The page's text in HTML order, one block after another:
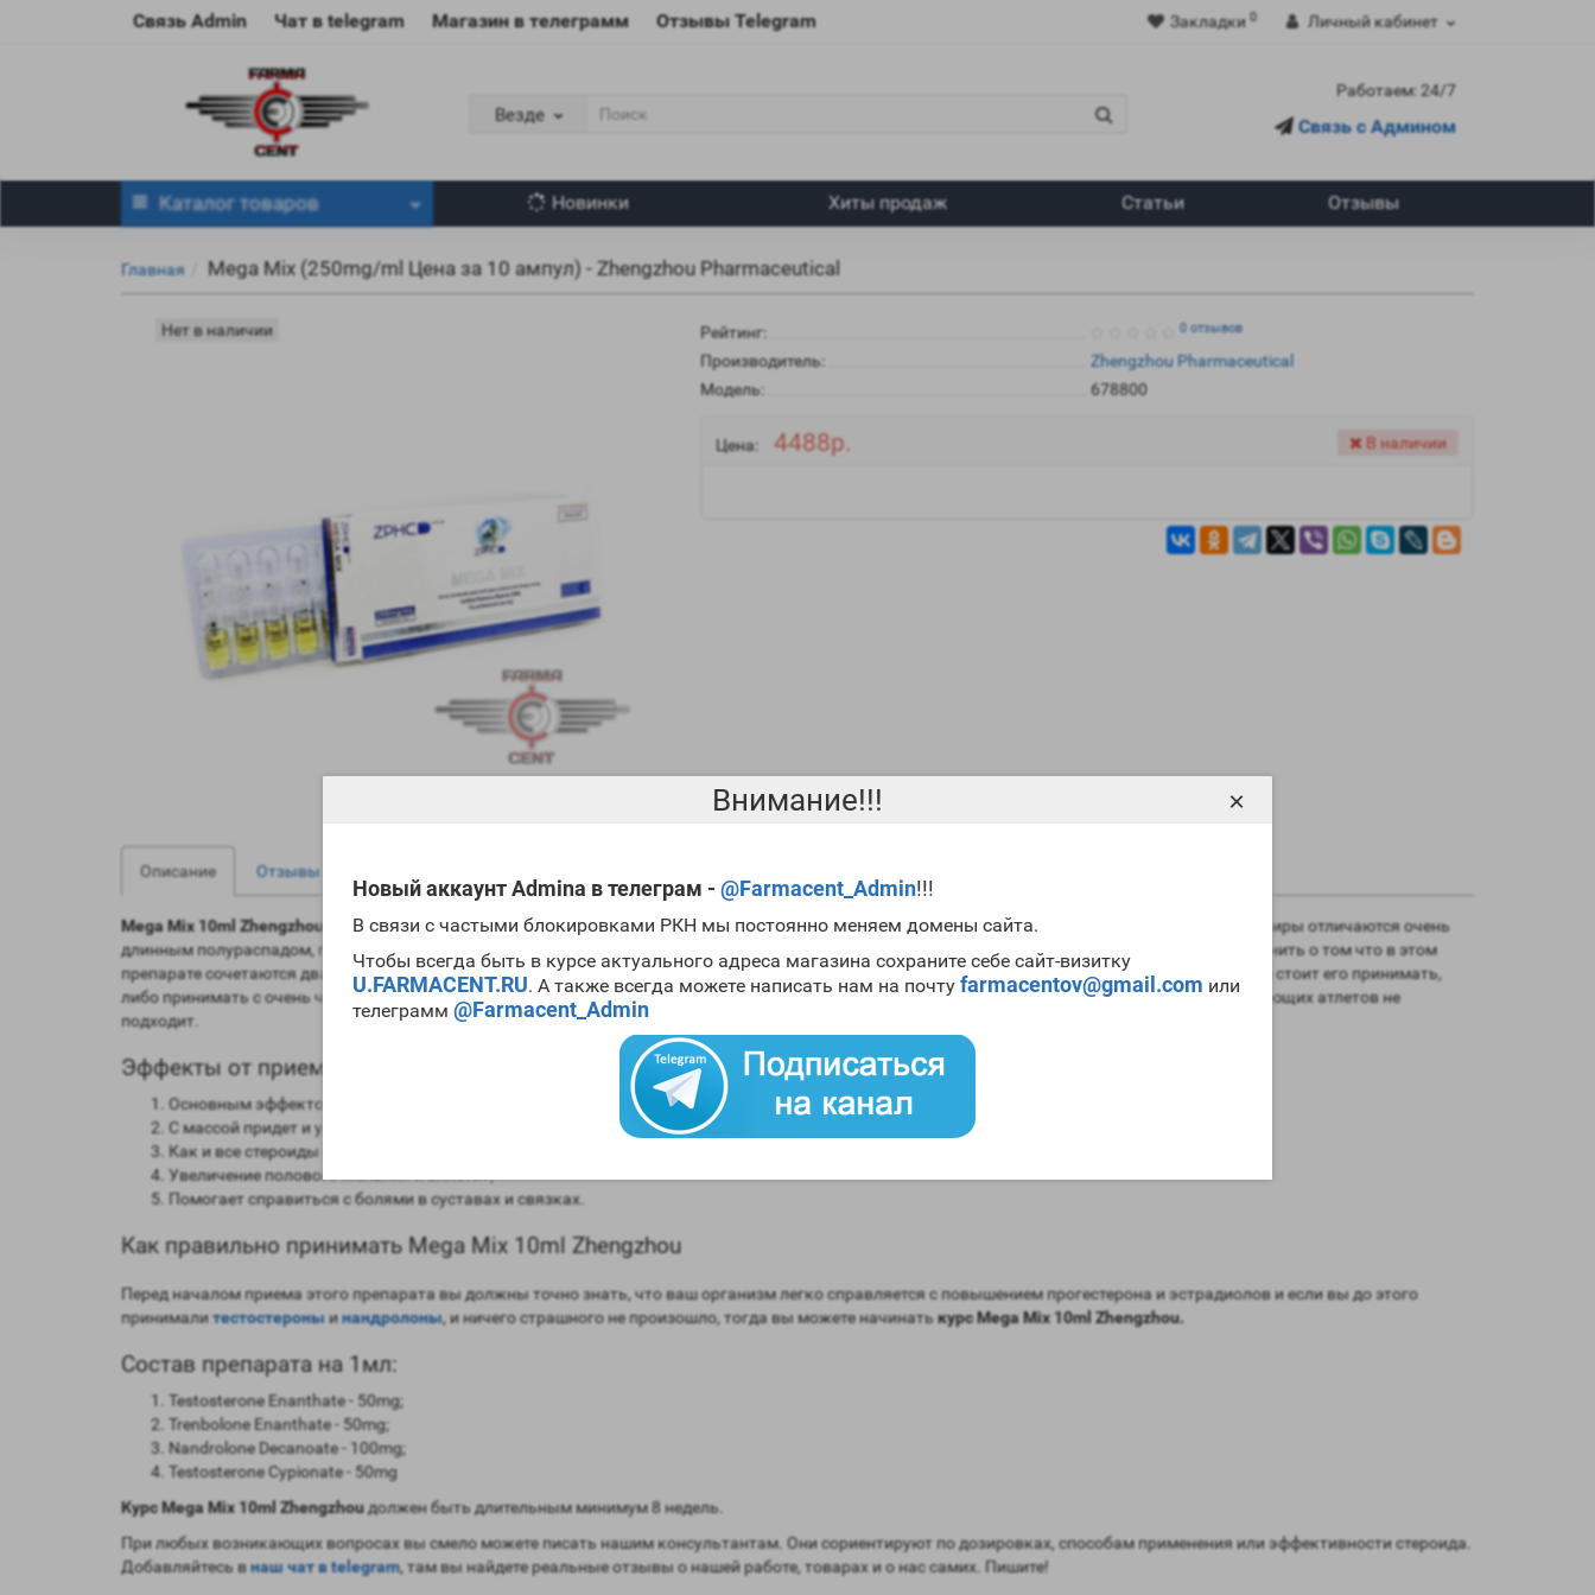
Внимание!!!
Новый аккаунт Admina в телеграм - @Farmacent_Admin!!!
В связи с частыми блокировками РКН мы постоянно меняем домены сайта.
Чтобы всегда быть в курсе актуального адреса магазина сохраните себе сайт-визитку
U.FARMACENT.RU. А также всегда можете написать нам на почту farmacentov@gmail.com или
телеграмм @Farmacent_Admin
×
Связь Admin Чат в telegram Магазин в телеграмм Отзывы Telegram Закладки 0 Личный кабинет
Везде
Работаем: 24/7
Связь с Админом
Каталог товаров Новинки Хиты продаж Статьи Отзывы
Главная Mega Mix (250mg/ml Цена за 10 ампул) - Zhengzhou Pharmaceutical
Нет в наличии Рейтинг: 0 отзывов
Производитель:
Zhengzhou Pharmaceutical
Модель:
678800
Цена: 4488р. В наличии
Описание Отзывы
Mega Mix 10ml Zhengzhou является сочетанием трех сильных стероидов: тренболона,нандролона деканоата итестостерона энантата
. Все эти эфиры отличаются очень
длинным полураспадом, поэтому курс обычно на нем делают длинным. В основном его используют для набора мышечной массы. Но следует помнить о том что в этом
препарате сочетаются два вида прогестероновых препарата и поэтому, если у вас есть склонность к увеличению прогестерона не в коем случае не стоит его принимать,
либо принимать с очень четким наблюдением и приемом блокаторов прогестерона. Следует помнить, что препарат весьма сильный и для начинающих атлетов не
подходит.
Эффекты от приема Mega Mix 10ml Zhengzhou
Основным эффектом будет набор мышечной массы;
С массой придет и увеличение силы;
Как и все стероиды сжигает жировую прослойку;
Увеличение полового желания и аппетит;
Помогает справиться с болями в суставах и связках.
Как правильно принимать Mega Mix 10ml Zhengzhou
Перед началом приема этого препарата вы должны точно знать, что ваш организм легко справляется с повышением прогестерона и эстрадиолов и если вы до этого
принималитестостероныинандролоны, и ничего страшного не произошло, тогда вы можете начинатькурс Mega Mix 10ml Zhengzhou.
Состав препарата на 1мл:
Testosterone Enanthate - 50mg;
Trenbolone Enanthate - 50mg;
Nandrolone Decanoate - 100mg;
Testosterone Cypionate - 50mg
Курс Mega Mix 10ml Zhengzhouдолжен быть длительным минимум 8 недель.
При любых возникающих вопросах вы смело можете писать нашим консультантам. Они сориентируют по дозировках, способам применения или эффективности стероида.
Добавляйтесь внаш чат в telegram, там вы найдете реальные отзывы о нашей работе, товарах и о нас самих. Пишите!